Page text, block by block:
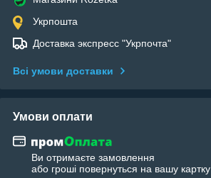
Укрпошта
Доставка экспресс "Укрпочта"
Всі умови доставки
Умови оплати
Ви отримаєте замовлення
або гроші повернуться на вашу картку